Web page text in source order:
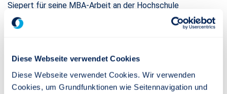
Diese Webseite verwendet Cookies
Diese Webseite verwendet Cookies. Wir verwenden
Cookies, um Grundfunktionen wie Seitennavigation und
Siepert für seine MBA-Arbeit an der Hochschule
Kaiserslautern (Master Pensions Management) zum
Betriebsrentenstärkungsgesetz eine lobende Erwähnung,
INSTITUT. Der Verlag Wolters Kluwer, renommierter
wie in den vorangegangenen Jahren Mediengutscheine.